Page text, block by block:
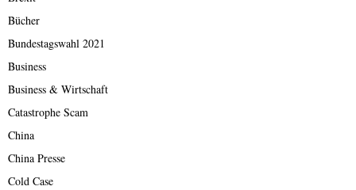
Bücher
Bundestagswahl 2021
Business
Business & Wirtschaft
Catastrophe Scam
China
China Presse
Cold Case